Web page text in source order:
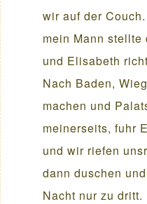
wir auf der
mein Mann
und Elisabeth
Nach Baden,
machen und
meinerseits, fuhr
und wir riefen
dann duschen
Nacht nur zu dritt.